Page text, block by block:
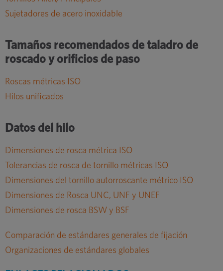
Sujetadores de acero inoxidable
Tamaños recomendados de taladro de
roscado y orificios de paso
Roscas métricas ISO
Hilos unificados
Datos del hilo
Dimensiones de rosca métrica ISO
Tolerancias de rosca de tornillo métricas ISO
Dimensiones del tornillo autorroscante métrico ISO
Dimensiones de Rosca UNC, UNF y UNEF
Dimensiones de rosca BSW y BSF
Comparación de estándares generales de fijación
Organizaciones de estándares globales